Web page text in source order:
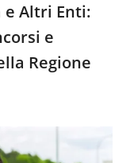
e Altri Enti:
e
Regione